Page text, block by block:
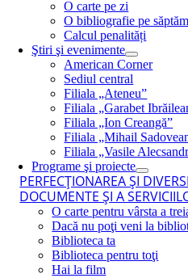
O carte pe zi
O bibliografie pe
Calcul penalități
Ştiri şi evenimente
American Corner
Sediul central
Filiala „Ateneu”
Filiala „Garabet
Filiala „Ion Creangă”
Filiala „Mihail
Filiala „Vasile
Programe şi proiecte
PERFECŢIONAREA ŞI
DOCUMENTE ŞI A
O carte pentru vârsta a
Dacă nu poţi veni la
Biblioteca ta
Biblioteca pentru toţi
Hai la film